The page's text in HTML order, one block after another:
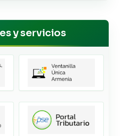
y servicios